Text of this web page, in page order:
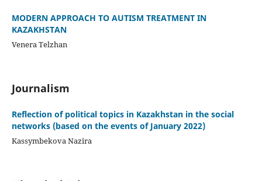
MODERN APPROACH TO AUTISM TREATMENT IN
KAZAKHSTAN
Venera Telzhan
Journalism
Reflection of political topics in Kazakhstan in the social
networks (based on the events of January 2022)
Kassymbekova Nazira